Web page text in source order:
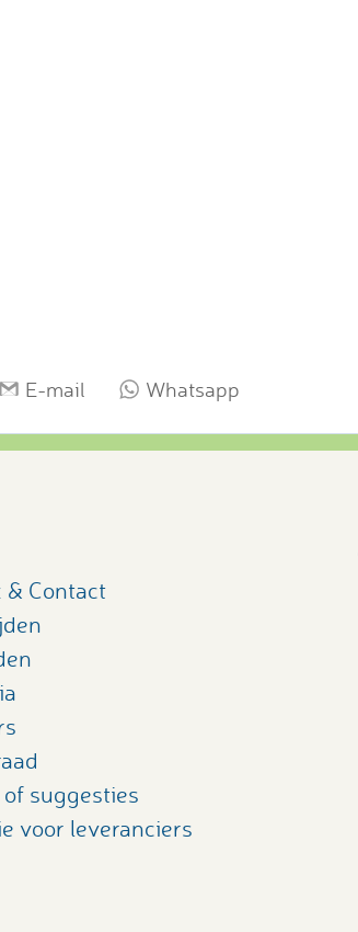
E-mail Whatsapp
Contact
suggesties
voor leveranciers